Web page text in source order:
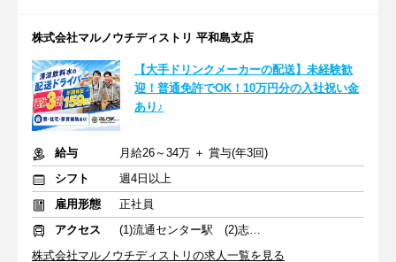
株式会社マルノウチディストリ 平和島支店
【大手ドリンクメーカーの配送】未経験歓
迎！普通免許でOK！10万円分の入社祝い金
あり♪
給与
月給26～34万 ＋ 賞与(年3回)
シフト
週4日以上
雇用形態
正社員
アクセス
(1)流通センター駅 (2)志村坂上駅 (3)東陽町駅
株式会社マルノウチディストリの求人一覧を見る